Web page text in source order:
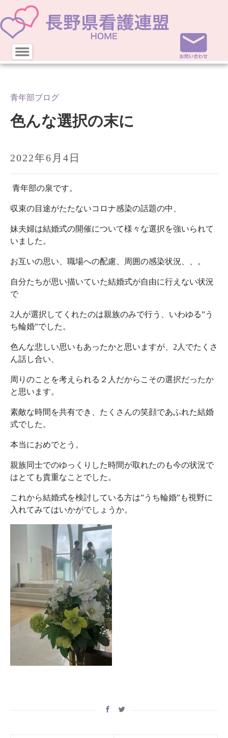
青年部ブログ
色んな選択の末に
2022年6月4日
青年部の泉です。
収束の目途がたたないコロナ感染の話題の中、
妹夫婦は結婚式の開催について様々な選択を強いられて
いました。
お互いの思い、職場への配慮、周囲の感染状況、、。
自分たちが思い描いていた結婚式が自由に行えない状況
で
2人が選択してくれたのは親族のみで行う、いわゆる”う
ち輪婚”でした。
色んな悲しい思いもあったかと思いますが、2人でたくさ
ん話し合い、
周りのことを考えられる２人だからこその選択だったか
と思います。
素敵な時間を共有でき、たくさんの笑顔であふれた結婚
式でした。
本当におめでとう。
親族同士でのゆっくりした時間が取れたのも今の状況で
はとても貴重なことでした。
これから結婚式を検討している方は”うち輪婚”も視野に
入れてみてはいかがでしょうか。